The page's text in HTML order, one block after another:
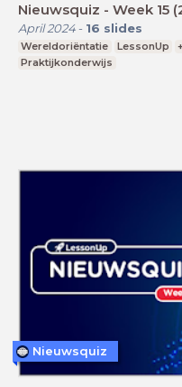
Nieuwsquiz - Week 15
April 2024- 16 slides
Wereldoriëntatie LessonUp
Praktijkonderwijs
Nieuwsquiz